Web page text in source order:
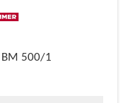
BM 500/1